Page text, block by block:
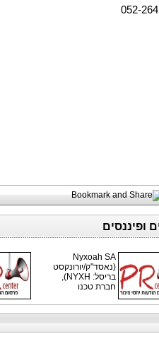
ופיננסים
Nyxoah SA
(נאסד"ק/יורונקסט
בריסל: NYXH),
חברת טכנו